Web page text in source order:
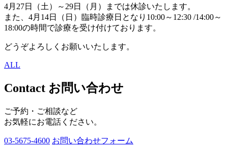
4月27日（土）～29日（月）までは休診いたします。
また、4月14日（日）臨時診療日となり10:00～12:30 /14:00～
18:00の時間で診療を受け付けております。
どうぞよろしくお願いいたします。
ALL
Contact お問い合わせ
ご予約・ご相談など
お気軽にお電話ください。
03-5675-4600 お問い合わせフォーム